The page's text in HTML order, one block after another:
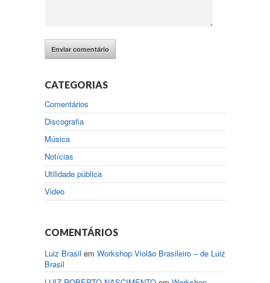
CATEGORIAS
Comentários
Discografia
Música
Notícias
Utilidade pública
Video
COMENTÁRIOS
Luiz Brasil em Workshop Violão Brasileiro – de Luiz
Brasil